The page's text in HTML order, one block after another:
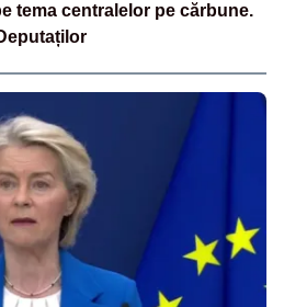
tema centralelor pe cărbune.